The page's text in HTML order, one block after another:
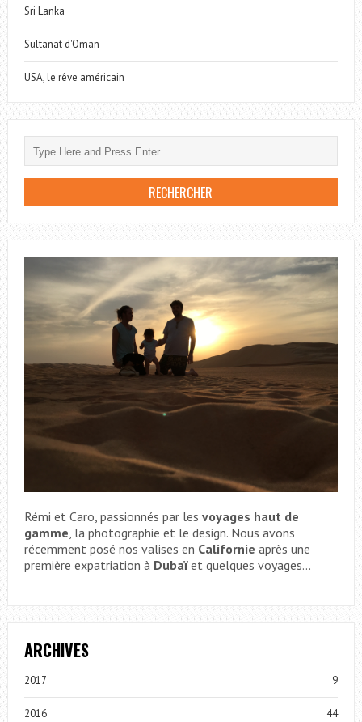
Sri Lanka
Sultanat d'Oman
USA, le rêve américain
Rémi et Caro, passionnés par les voyages haut de
gamme, la photographie et le design. Nous avons
récemment posé nos valises en Californie après une
première expatriation à Dubaïet quelques voyages...
ARCHIVES
2017 9
2016 44